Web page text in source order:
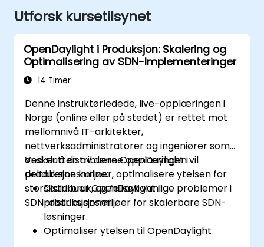
Utforsk kursetilsynet
OpenDaylight i Produksjon: Skalering og
Optimalisering av SDN-Implementeringer
14 Timer
Denne instruktørledede, live-opplæringen i
Norge (online eller på stedet) er rettet mot
mellomnivå IT-arkitekter,
nettverksadministratorer og ingeniører som
ønsker å distribuere OpenDaylight i
produksjonsmiljøer, optimalisere ytelsen for
storskala bruk, og feilsøk vanlige problemer i
SDN-distribusjoner.
Ved slutten av denne opplæringen vil
deltakerne kunne:
Distribuer OpenDaylight i
produksjonsmiljøer for skalerbare SDN-
løsninger.
Optimaliser ytelsen til OpenDaylight